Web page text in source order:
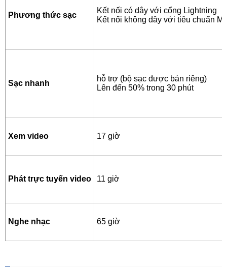
Phương thức sạc
Kết nối có dây với cổng Lightning
Kết nối không dây với tiêu chuẩn
Sạc nhanh
hỗ trợ (bộ sạc được bán riêng)
Lên đến 50% trong 30 phút
Xem video 17 giờ
Phát trực tuyến video 11 giờ
Nghe nhạc 65 giờ